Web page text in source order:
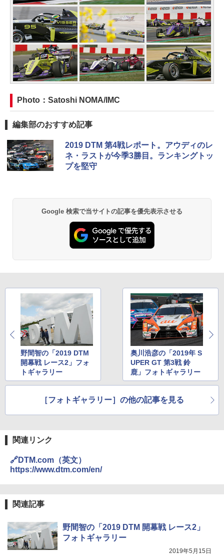
Photo：Satoshi NOMA/IMC
編集部のおすすめ記事
2019 DTM 第4戦レポート。アウディのレ
ネ・ラストが今季3勝目。ランキングトッ
プを堅守
Google 検索で当サイトの記事を優先表示させる
野間智の「2019 DTM
開幕戦 レース2」フォ
トギャラリー
奥川浩彦の「2019年 S
UPER GT 第3戦 鈴
鹿」フォトギャラリー
［フォトギャラリー］の他の記事を見る
関連リンク
🔗DTM.com（英文）
https://www.dtm.com/en/
関連記事
野間智の「2019 DTM 開幕戦 レース2」
フォトギャラリー
2019年5月15日